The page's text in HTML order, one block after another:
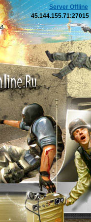
Server Offline
45.144.155.71:27015